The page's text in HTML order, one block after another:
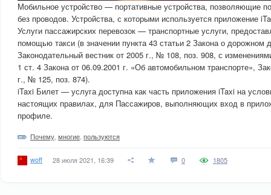
Мобильное устройство — портативные устройства, позволяющие
без проводов. Устройства, с которыми используется приложение
Услуги пассажирских перевозок — транспортные услуги,
помощью такси (в значении пункта 43 статьи 2 Закона о дорожном
Законодательный вестник от 2005 г., № 108, поз. 908, с
1 ст. 4 Закона от 06.09.2001 г. «Об автомобильном транспорте»,
г., № 125, поз. 874).
iTaxi Билет — услуга доступна как часть приложения iTaxi на
настоящих правилах, для Пассажиров, выполняющих вход в
профиле.
Почему многие пользуются
woff 28 июля 2021, 16:39 0 1805